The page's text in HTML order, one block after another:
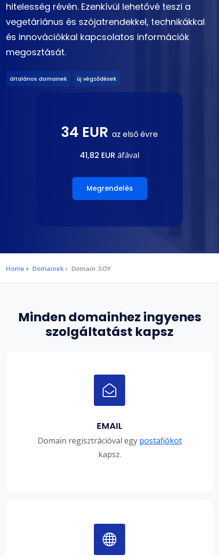
hitelesség révén. Ezenkívül lehetővé teszi a
vegetáriánus és szójatrendekkel, technikákkal
és innovációkkal kapcsolatos információk
megosztását.
általános domainek új végződések
34 EUR az első évre
41,82 EUR áfával
Megrendelés
Home Domainek Domain .SOY
Minden domainhez ingyenes
szolgáltatást kapsz
EMAIL
Domain regisztrációval egy postafiókot
kapsz.